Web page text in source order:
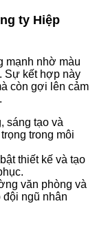
ty Hiệp
mạnh nhờ màu
Sự kết hợp này
còn gợi lên cảm
sáng tạo và
trong môi
thiết kế và tạo
văn phòng và
đội ngũ nhân